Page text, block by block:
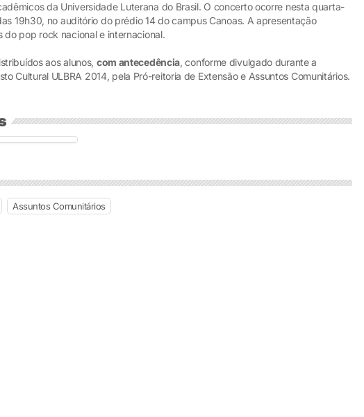
da Universidade Luterana do Brasil. O concerto ocorre nesta quarta-
19h30, no auditório do prédio 14 do campus Canoas. A apresentação
do pop rock nacional e internacional.
aos alunos, com antecedência, conforme divulgado durante a
Cultural ULBRA 2014, pela Pró-reitoria de Extensão e Assuntos Comunitários.
Assuntos Comunitários